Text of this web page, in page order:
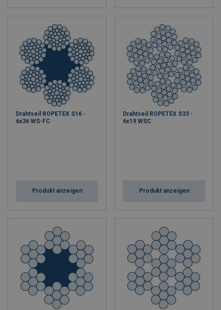
Drahtseil ROPETEX S16 -
6x36 WS-FC
Produkt anzeigen
Drahtseil ROPETEX S33 -
6x19 WSC
Produkt anzeigen